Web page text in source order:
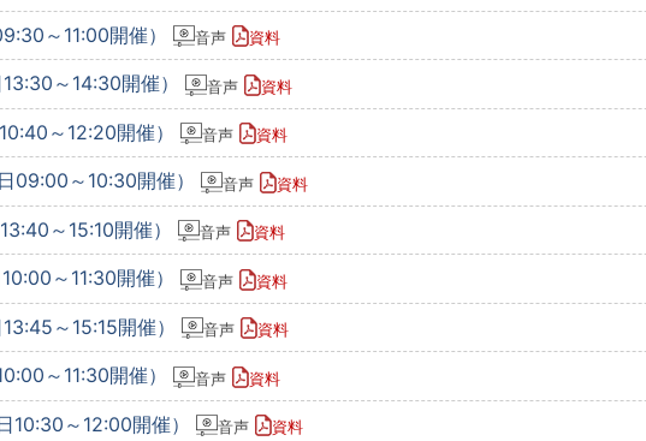
～11:00開催） 音声 資料
～14:30開催） 音声 資料
～12:20開催） 音声 資料
09:00～10:30開催） 音声 資料
～15:10開催） 音声 資料
～11:30開催） 音声 資料
～15:15開催） 音声 資料
～11:30開催） 音声 資料
10:30～12:00開催） 音声 資料